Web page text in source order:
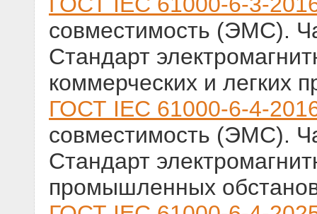
совместимость (ЭМС).
Стандарт
коммерческих и легких
ГОСТ IEC 61000-6-4-
совместимость (ЭМС).
Стандарт
промышленных